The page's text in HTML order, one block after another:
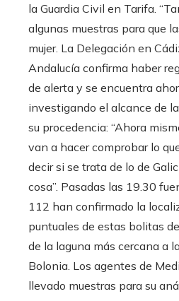
la Guardia Civil en Tarifa.
algunas muestras para que
mujer. La Delegación en
Andalucía confirma haber
de alerta y se encuentra
investigando el alcance de
su procedencia: “Ahora
van a hacer comprobar lo
decir si se trata de lo de
cosa”. Pasadas las 19.30
112 han confirmado la
puntuales de estas bolitas
de la laguna más cercana a
Bolonia. Los agentes de
llevado muestras para su